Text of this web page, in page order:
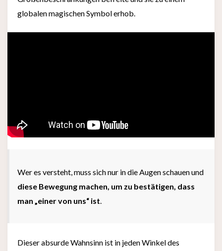
globalen magischen Symbol erhob.
Wer es versteht, muss sich nur in die Augen schauen und
diese Bewegung machen, um zu bestätigen, dass
man „einer von uns“ ist.
Dieser absurde Wahnsinn ist in jeden Winkel des